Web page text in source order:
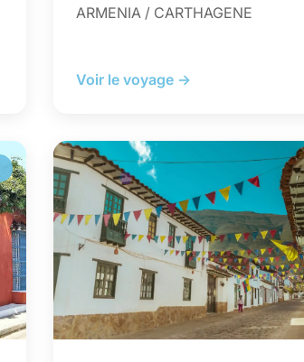
ARMENIA / CARTHAGENE
Voir le voyage →